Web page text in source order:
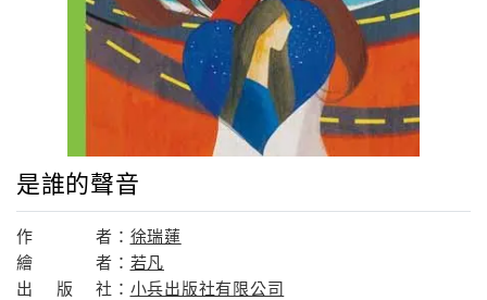
是誰的聲音
作 者： 徐瑞蓮
繪
者： 若凡
出
版 社： 小兵出版社有限公司